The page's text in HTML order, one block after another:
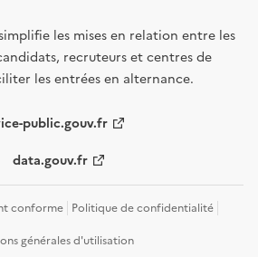
les mises en relation entre les
recruteurs et centres de
les entrées en alternance.
public.gouv.fr
data.gouv.fr
conforme Politique de confidentialité
générales d'utilisation